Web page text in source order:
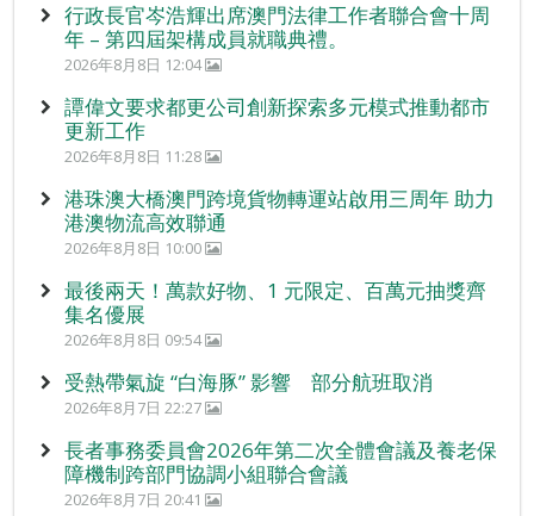
行政長官岑浩輝出席澳門法律工作者聯合會十周
年 – 第四屆架構成員就職典禮。
2026年8月8日 12:04
譚偉文要求都更公司創新探索多元模式推動都市
更新工作
2026年8月8日 11:28
港珠澳大橋澳門跨境貨物轉運站啟用三周年 助力
港澳物流高效聯通
2026年8月8日 10:00
最後兩天！萬款好物、1 元限定、百萬元抽獎齊
集名優展
2026年8月8日 09:54
受熱帶氣旋 “白海豚” 影響 部分航班取消
2026年8月7日 22:27
長者事務委員會2026年第二次全體會議及養老保
障機制跨部門協調小組聯合會議
2026年8月7日 20:41